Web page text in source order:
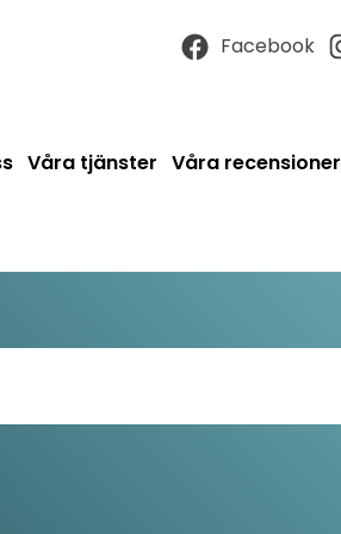
Facebook
Våra tjänster Våra recensioner